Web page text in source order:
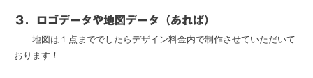
３．ロゴデータや地図データ（あれば）
地図は１点まででしたらデザイン料金内で制作させていただいて
おります！